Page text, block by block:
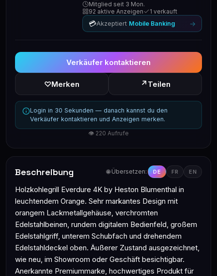
Mitglied seit 3 Mon.
92 aktive Anzeigen
1 verkauft
💳Akzeptiert Mobile Banking →
Verkäufer kontaktieren
♡Merken ↗ Teilen
Login in 30 Sekunden — danach kannst du den
Verkäufer kontaktieren und Anzeigen merken.
👁 220 Aufrufe
Beschreibung 🌐 Übersetzen: DE FR EN
Holzkohlegrill Everdure 4K by Heston Blumenthal in
leuchtendem Orange. Sehr markantes Design mit
orangem Lackmetallgehäuse, verchromten
Edelstahlbeinen, rundem digitalem Bedienfeld, großem
Edelstahlgriff, unterem Schubfach und drehendem
Edelstahldeckel oben. Äußerer Zustand ausgezeichnet,
wie neu, im Showroom oder Geschäft besichtigbar.
Anerkannte Premiummarke, hochwertiges Produkt für